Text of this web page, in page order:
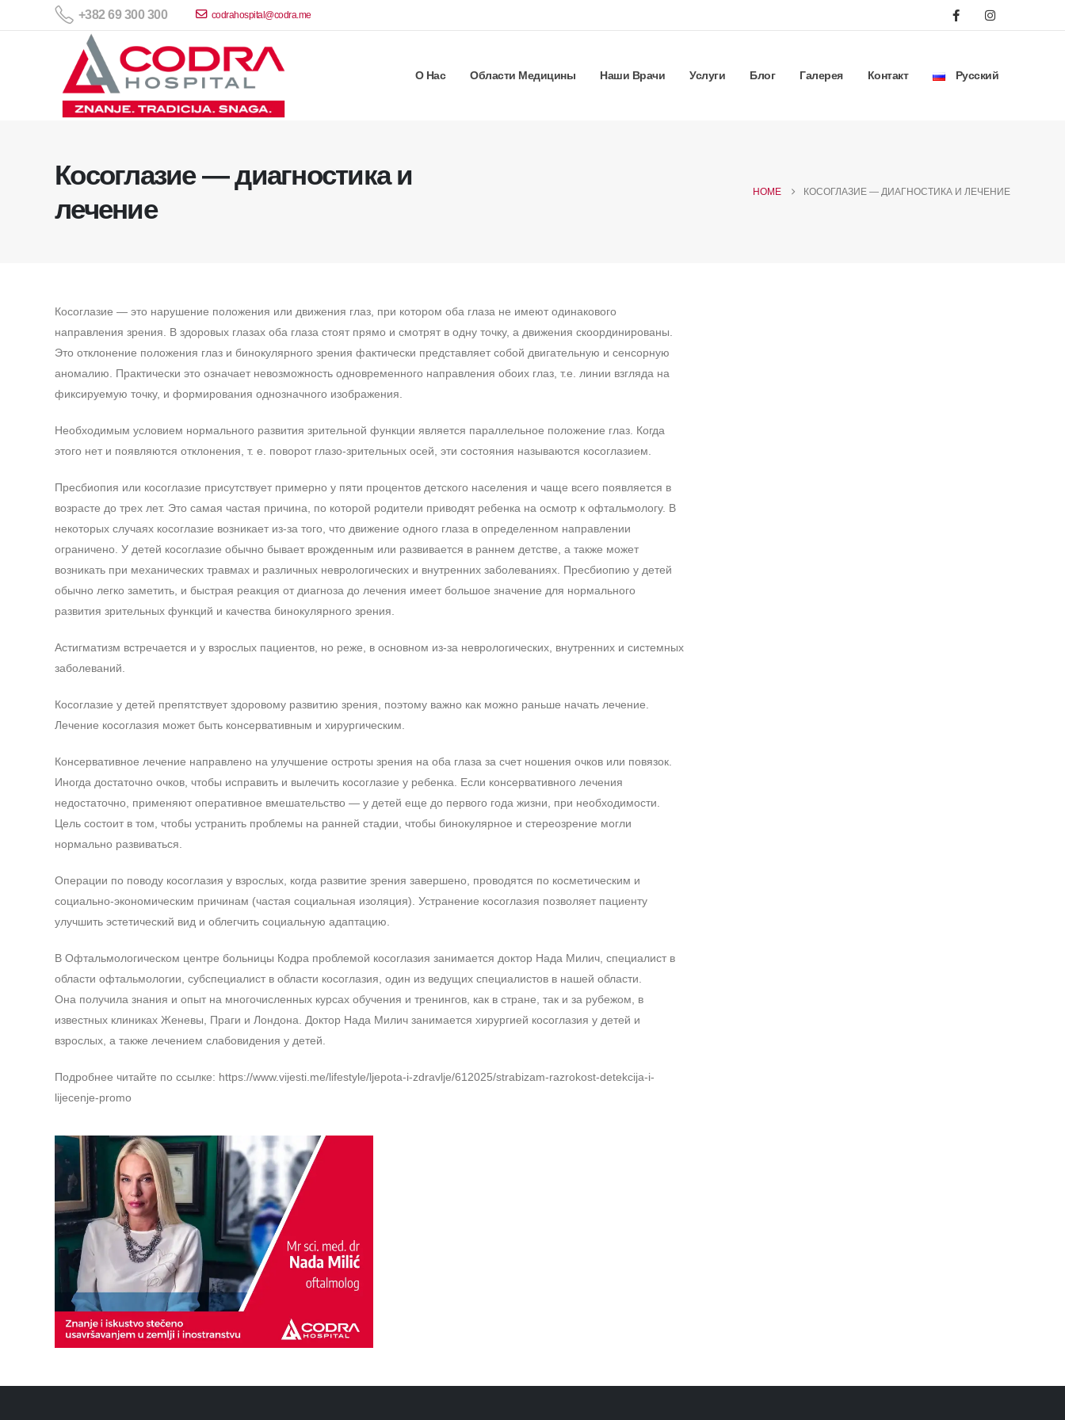
+382 69 300 300 codrahospital@codra.me
О Нас Области Медицины Наши Врачи Услуги Блог Галерея Контакт Русский
Косоглазие — диагностика и
лечение
HOME КОСОГЛАЗИЕ — ДИАГНОСТИКА И ЛЕЧЕНИЕ
Косоглазие — это нарушение положения или движения глаз, при котором оба глаза не имеют одинакового
направления зрения. В здоровых глазах оба глаза стоят прямо и смотрят в одну точку, а движения скоординированы.
Это отклонение положения глаз и бинокулярного зрения фактически представляет собой двигательную и сенсорную
аномалию. Практически это означает невозможность одновременного направления обоих глаз, т.е. линии взгляда на
фиксируемую точку, и формирования однозначного изображения.
Необходимым условием нормального развития зрительной функции является параллельное положение глаз. Когда
этого нет и появляются отклонения, т. е. поворот глазо-зрительных осей, эти состояния называются косоглазием.
Пресбиопия или косоглазие присутствует примерно у пяти процентов детского населения и чаще всего появляется в
возрасте до трех лет. Это самая частая причина, по которой родители приводят ребенка на осмотр к офтальмологу. В
некоторых случаях косоглазие возникает из-за того, что движение одного глаза в определенном направлении
ограничено. У детей косоглазие обычно бывает врожденным или развивается в раннем детстве, а также может
возникать при механических травмах и различных неврологических и внутренних заболеваниях. Пресбиопию у детей
обычно легко заметить, и быстрая реакция от диагноза до лечения имеет большое значение для нормального
развития зрительных функций и качества бинокулярного зрения.
Астигматизм встречается и у взрослых пациентов, но реже, в основном из-за неврологических, внутренних и системных
заболеваний.
Косоглазие у детей препятствует здоровому развитию зрения, поэтому важно как можно раньше начать лечение.
Лечение косоглазия может быть консервативным и хирургическим.
Консервативное лечение направлено на улучшение остроты зрения на оба глаза за счет ношения очков или повязок.
Иногда достаточно очков, чтобы исправить и вылечить косоглазие у ребенка. Если консервативного лечения
недостаточно, применяют оперативное вмешательство — у детей еще до первого года жизни, при необходимости.
Цель состоит в том, чтобы устранить проблемы на ранней стадии, чтобы бинокулярное и стереозрение могли
нормально развиваться.
Операции по поводу косоглазия у взрослых, когда развитие зрения завершено, проводятся по косметическим и
социально-экономическим причинам (частая социальная изоляция). Устранение косоглазия позволяет пациенту
улучшить эстетический вид и облегчить социальную адаптацию.
В Офтальмологическом центре больницы Кодра проблемой косоглазия занимается доктор Нада Милич, специалист в
области офтальмологии, субспециалист в области косоглазия, один из ведущих специалистов в нашей области.
Она получила знания и опыт на многочисленных курсах обучения и тренингов, как в стране, так и за рубежом, в
известных клиниках Женевы, Праги и Лондона. Доктор Нада Милич занимается хирургией косоглазия у детей и
взрослых, а также лечением слабовидения у детей.
Подробнее читайте по ссылке: https://www.vijesti.me/lifestyle/ljepota-i-zdravlje/612025/strabizam-razrokost-detekcija-i-
lijecenje-promo